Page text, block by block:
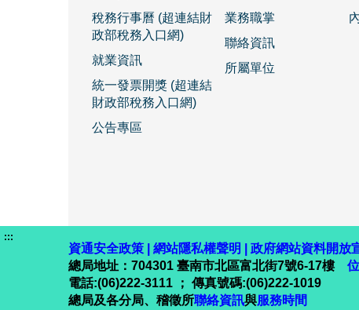
稅務行事曆 (超連結財
政部稅務入口網)
就業資訊
統一發票開獎 (超連結
財政部稅務入口網)
公告專區
業務職掌
聯絡資訊
所屬單位
:::
資通安全政策 網站隱私權聲明
政府網站資料開放
總局地址：704301 臺南市北區富北街7號6-17樓
電話:(06)222-3111 ； 傳真號碼:(06)222-1019
總局及各分局、稽徵所聯絡資訊與服務時間